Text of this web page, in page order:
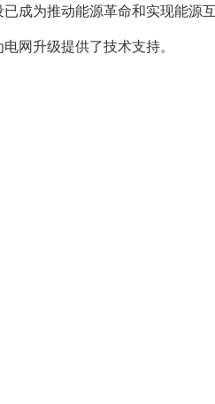
成为推动能源革命和实现能源
网升级提供了技术支持。